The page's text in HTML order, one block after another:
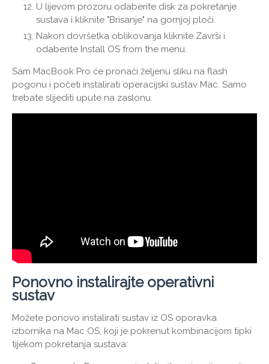
U lijevom prozoru odaberite disk za pokretanje
sustava i kliknite "Brisanje" na gornjoj ploči.
Nakon dovršetka oblikovanja kliknite Završi i
odaberite Install OS from the menu.
Sam MacBook Pro će pronaći željenu sliku na flash
pogonu i početi instalirati operacijski sustav Mac. Samo
trebate slijediti upute na zaslonu.
Ponovno instalirajte operativni
sustav
Možete ponovo instalirati sustav iz OS oporavka
izbornika na Mac OS, koji je pokrenut kombinacijom tipki
tijekom pokretanja sustava: